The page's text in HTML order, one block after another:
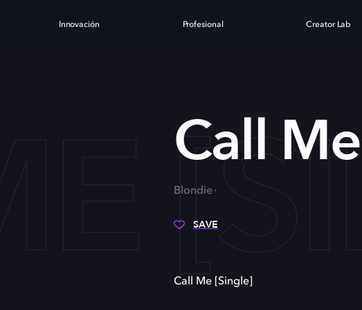
Innovación Profesional Creator Lab
Call
Blondie
SAVE
Call Me [Single]